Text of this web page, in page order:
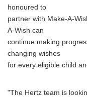
honoured to
partner with Make-A-
A-Wish can
continue making
changing wishes
for every eligible child
"The Hertz team is